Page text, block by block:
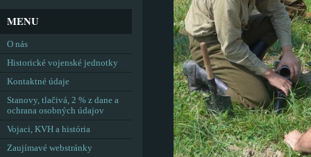
MENU
O nás
Historické vojenské jednotky
Kontaktné údaje
Stanovy, tlačivá, 2 % z dane a
ochrana osobných údajov
Vojaci, KVH a história
Zaujímavé webstránky